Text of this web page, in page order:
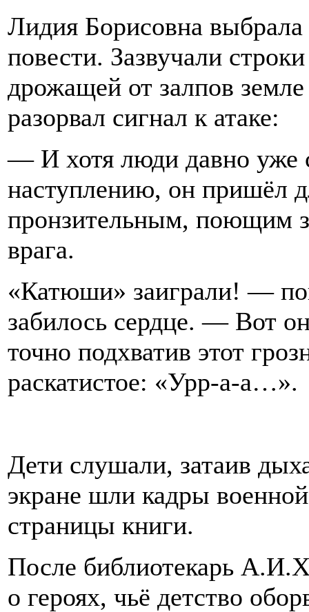
Лидия Борисовна
повести. Зазвучали
дрожащей от залпов
разорвал сигнал к атаке:
— И хотя люди давно уже
наступлению, он пришёл
пронзительным, поющим
врага.
«Катюши» заиграли! —
забилось сердце. — Вот
точно подхватив этот
раскатистое: «Урр-а-а…».
Дети слушали, затаив
экране шли кадры
страницы книги.
После библиотекарь
о героях, чьё детство